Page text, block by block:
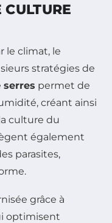
CULTURE
le climat, le
stratégies de
serres permet de
créant ainsi
culture du
également
parasites,
grâce à
optimisent